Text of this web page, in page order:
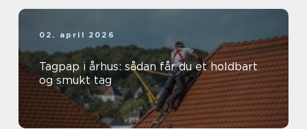
02. april 2026
Tagpap i århus: sådan får du et holdbart
og smukt tag